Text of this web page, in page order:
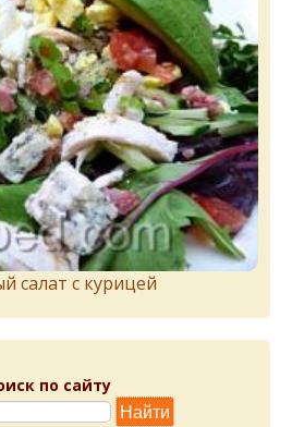
салат с курицей
по сайту